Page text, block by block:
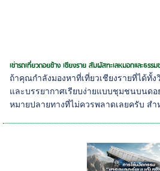
เช่ารถเที่ยวดอยช้าง เชียงราย สัมผัสทะเลหมอกและธรรม
ถ้าคุณกำลังมองหาที่เที่ยวเชียงรายที่ได้ทั้ง
และบรรยากาศเรียบง่ายแบบชุมชนบนด
หมายปลายทางที่ไม่ควรพลาดเลยครับ สำ